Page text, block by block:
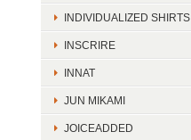
INDIVIDUALIZED SHIRTS
INSCRIRE
INNAT
JUN MIKAMI
JOICEADDED